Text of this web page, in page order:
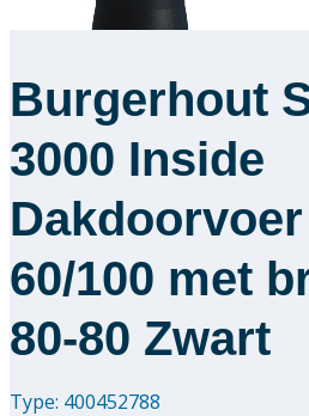
Burgerhout
3000 Inside
60/100 met
80-80 Zwart
Type: 400452788